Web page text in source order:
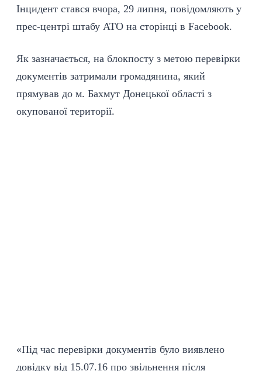
Інцидент стався вчора, 29 липня, повідомляють у
прес-центрі штабу АТО на сторінці в Facebook.
Як зазначається, на блокпосту з метою перевірки
документів затримали громадянина, який
прямував до м. Бахмут Донецької області з
окупованої території.
«Під час перевірки документів було виявлено
довідку від 15.07.16 про звільнення після